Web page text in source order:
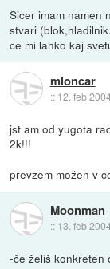
Sicer imam namen
stvari
ce mi lahko kaj
mloncar
:: 12. feb
jst am od yugota
2k!!!
prevzem možen v
Moonman
:: 13. feb
-če želiš konkreten